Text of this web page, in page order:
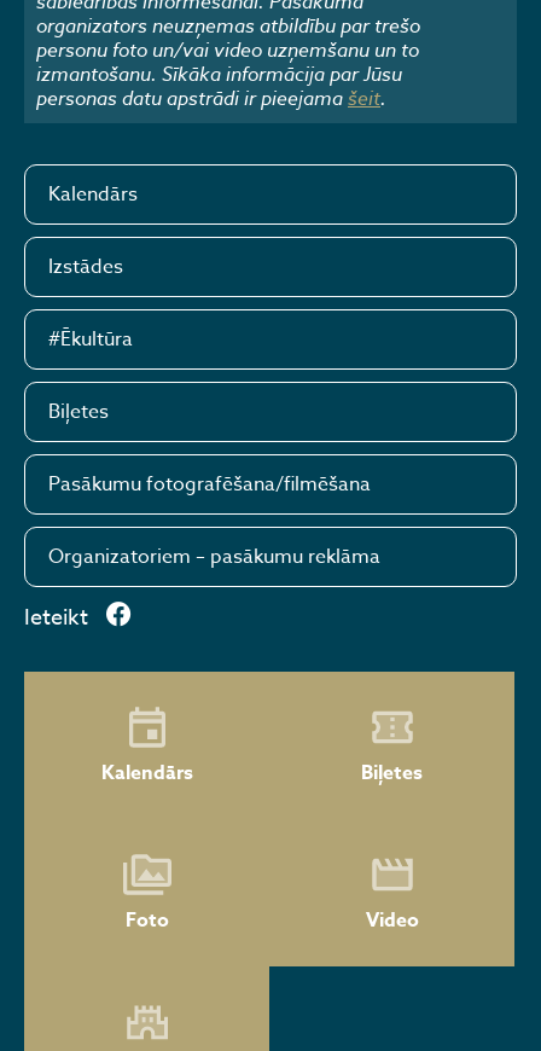
organizators neuzņemas atbildību par trešo
personu foto un/vai video uzņemšanu un to
izmantošanu. Sīkāka informācija par Jūsu
personas datu apstrādi ir pieejamašeit.
Kalendārs
Izstādes
#Ēkultūra
Biļetes
Pasākumu fotografēšana/filmēšana
Organizatoriem – pasākumu reklāma
Ieteikt
Kalendārs Biļetes
Foto Video